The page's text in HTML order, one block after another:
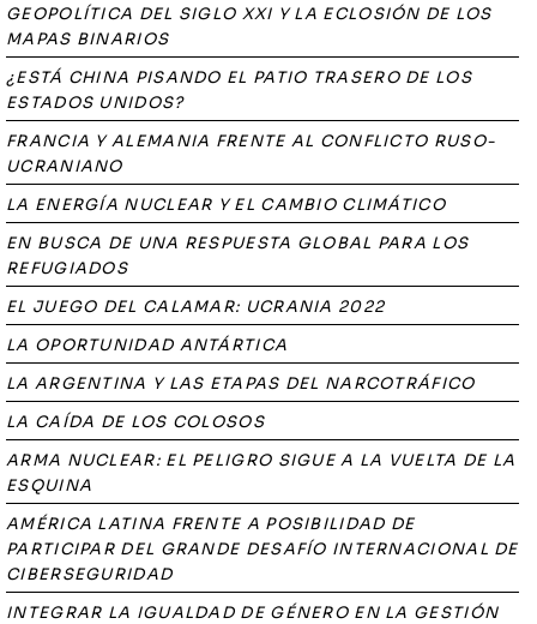
GEOPOLÍTICA DEL SIGLO XXI Y LA ECLOSIÓN DE LOS
MAPAS BINARIOS
¿ESTÁ CHINA PISANDO EL PATIO TRASERO DE LOS
ESTADOS UNIDOS?
FRANCIA Y ALEMANIA FRENTE AL CONFLICTO RUSO-
UCRANIANO
LA ENERGÍA NUCLEAR Y EL CAMBIO CLIMÁTICO
EN BUSCA DE UNA RESPUESTA GLOBAL PARA LOS
REFUGIADOS
EL JUEGO DEL CALAMAR: UCRANIA 2022
LA OPORTUNIDAD ANTÁRTICA
LA ARGENTINA Y LAS ETAPAS DEL NARCOTRÁFICO
LA CAÍDA DE LOS COLOSOS
ARMA NUCLEAR: EL PELIGRO SIGUE A LA VUELTA DE LA
ESQUINA
AMÉRICA LATINA FRENTE A POSIBILIDAD DE
PARTICIPAR DEL GRANDE DESAFÍO INTERNACIONAL DE
CIBERSEGURIDAD
INTEGRAR LA IGUALDAD DE GÉNERO EN LA GESTIÓN